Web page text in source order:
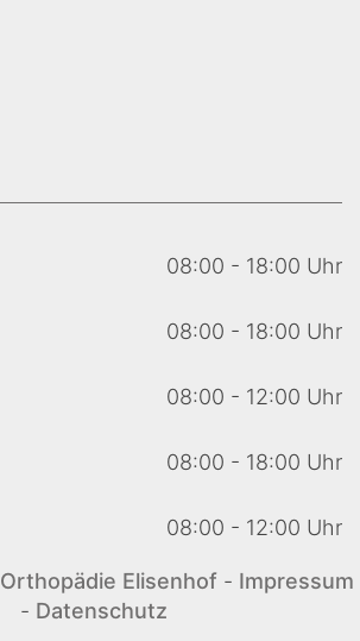
08:00 - 18:00 Uhr
08:00 - 18:00 Uhr
08:00 - 12:00 Uhr
08:00 - 18:00 Uhr
08:00 - 12:00 Uhr
Orthopädie Elisenhof - Impressum
- Datenschutz